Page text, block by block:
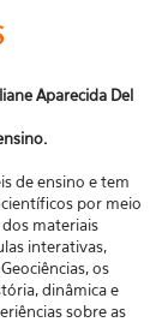
Aparecida Del
de ensino e tem
por meio
materiais
interativas,
os
dinâmica e
sobre as